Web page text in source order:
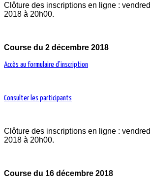
Clôture des inscriptions en ligne :
2018 à 20h00.
Course du 2 décembre 2018
Accès au formulaire d'inscription
Consulter les participants
Clôture des inscriptions en ligne :
2018 à 20h00.
Course du 16 décembre 2018